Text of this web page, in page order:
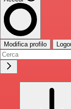
Modifica profilo